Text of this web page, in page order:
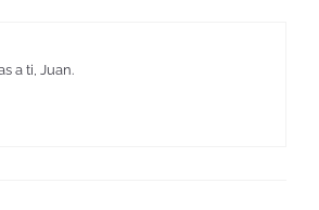
a ti, Juan.